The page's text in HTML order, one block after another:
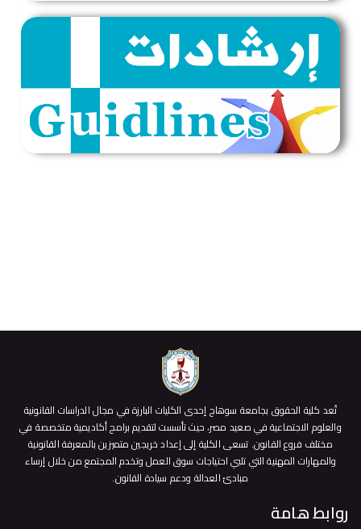
تُعد كلية الحقوق بجامعة سوهاج إحدى الكليات البارزة في مجال الدراسات القانونية
والعلوم الاجتماعية في صعيد مصر، حيث تأسست لتقديم برامج أكاديمية متخصصة في
مختلف فروع القانون. تسعى الكلية إلى إعداد خريجين متميزين بالمعرفة القانونية
والمهارات المهنية التي تلبي احتياجات سوق العمل وتخدم المجتمع من خلال إرساء
مبادئ العدالة ودعم سيادة القانون.
روابط هامة